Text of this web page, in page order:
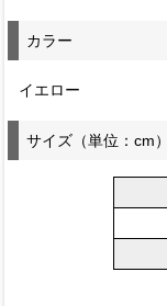
カラー
イエロー
サイズ（単位：cm）